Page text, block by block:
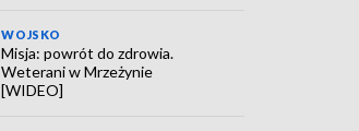
WOJSKO
Misja: powrót do zdrowia.
Weterani w Mrzeżynie
[WIDEO]